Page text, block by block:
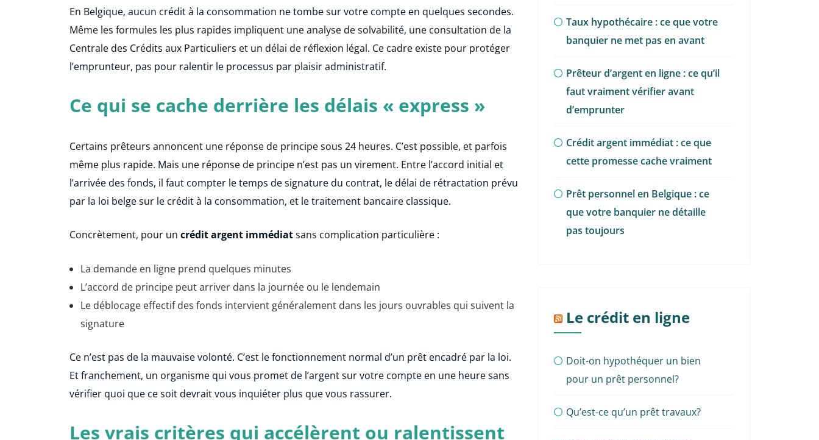
En Belgique, aucun crédit à la consommation ne tombe sur votre compte en quelques secondes.
Même les formules les plus rapides impliquent une analyse de solvabilité, une consultation de la
Centrale des Crédits aux Particuliers et un délai de réflexion légal. Ce cadre existe pour protéger
l’emprunteur, pas pour ralentir le processus par plaisir administratif.
Ce qui se cache derrière les délais « express »
Certains prêteurs annoncent une réponse de principe sous 24 heures. C’est possible, et parfois
même plus rapide. Mais une réponse de principe n’est pas un virement. Entre l’accord initial et
l’arrivée des fonds, il faut compter le temps de signature du contrat, le délai de rétractation prévu
par la loi belge sur le crédit à la consommation, et le traitement bancaire classique.
Concrètement, pour un crédit argent immédiatsans complication particulière :
La demande en ligne prend quelques minutes
L’accord de principe peut arriver dans la journée ou le lendemain
Le déblocage effectif des fonds intervient généralement dans les jours ouvrables qui suivent la
signature
Ce n’est pas de la mauvaise volonté. C’est le fonctionnement normal d’un prêt encadré par la loi.
Et franchement, un organisme qui vous promet de l’argent sur votre compte en une heure sans
vérifier quoi que ce soit devrait vous inquiéter plus que vous rassurer.
Les vrais critères qui accélèrent ou ralentissent
Taux hypothécaire : ce que votre
banquier ne met pas en avant
Prêteur d’argent en ligne : ce qu’il
faut vraiment vérifier avant
d’emprunter
Crédit argent immédiat : ce que
cette promesse cache vraiment
Prêt personnel en Belgique : ce
que votre banquier ne détaille
pas toujours
Le crédit en ligne
Doit-on hypothéquer un bien
pour un prêt personnel?
Qu’est-ce qu’un prêt travaux?